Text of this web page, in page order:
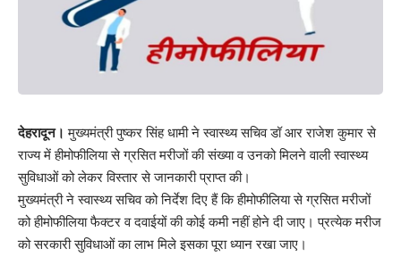
देहरादून। मुख्यमंत्री पुष्कर सिंह धामी ने स्वास्थ्य सचिव डॉ आर राजेश कुमार से
राज्य में हीमोफीलिया से ग्रसित मरीजों की संख्या व उनको मिलने वाली स्वास्थ्य
सुविधाओं को लेकर विस्तार से जानकारी प्राप्त की।
मुख्यमंत्री ने स्वास्थ्य सचिव को निर्देश दिए हैं कि हीमोफीलिया से ग्रसित मरीजों
को हीमोफीलिया फैक्टर व दवाईयों की कोई कमी नहीं होने दी जाए। प्रत्येक मरीज
को सरकारी सुविधाओं का लाभ मिले इसका पूरा ध्यान रखा जाए।